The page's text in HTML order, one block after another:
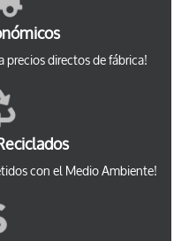
precios directos de fábrica!
con el Medio Ambiente!